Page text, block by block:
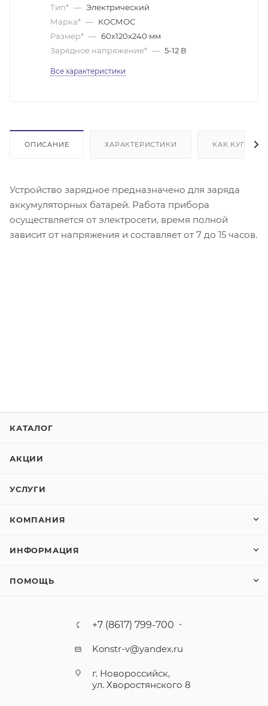
Тип* — Электрический
Марка* — КОСМОС
Размер* — 60х120х240 мм
Зарядное напряжение* — 5-12 В
Все характеристики
ОПИСАНИЕ ХАРАКТЕРИСТИКИ КАК КУПИТЬ
Устройство зарядное предназначено для заряда
аккумуляторных батарей. Работа прибора
осуществляется от электросети, время полной
зависит от напряжения и составляет от 7 до 15 часов.
КАТАЛОГ
АКЦИИ
УСЛУГИ
КОМПАНИЯ
ИНФОРМАЦИЯ
ПОМОЩЬ
+7 (8617) 799-700
Konstr-v@yandex.ru
г. Новороссийск,
ул. Хворостянского 8